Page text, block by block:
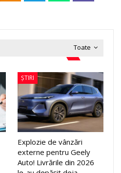
Toate
ȘTIRI
Explozie de vânzări
externe pentru Geely
Auto! Livrările din 2026